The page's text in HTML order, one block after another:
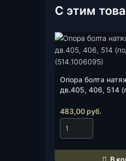
т
а
р
а
О
п
р
а
к
а
С этим
Опора болта
дв.405, 406, 514
483,00 руб.
В